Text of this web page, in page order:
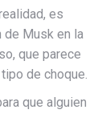
es
Musk en la
que parece
de choque.
que alguien